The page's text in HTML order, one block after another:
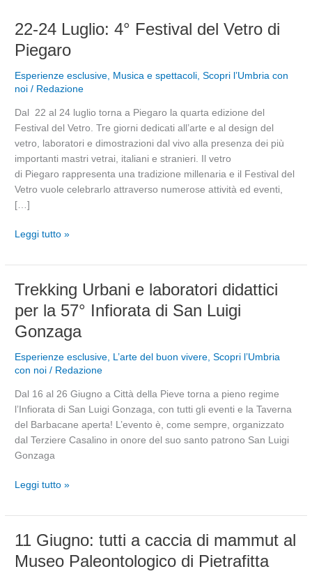
22-24 Luglio: 4° Festival del Vetro di
Piegaro
Esperienze esclusive, Musica e spettacoli,Scopri l’Umbria con
noi / Redazione
Dal 22 al 24 luglio torna a Piegaro la quarta edizione del
Festival del Vetro. Tre giorni dedicati all’arte e al design del
vetro, laboratori e dimostrazioni dal vivo alla presenza dei più
importanti mastri vetrai, italiani e stranieri. Il vetro
di Piegaro rappresenta una tradizione millenaria e il Festival del
Vetro vuole celebrarlo attraverso numerose attività ed eventi,
[…]
22-
Luglio:
4°
Festival
Vetro
di
Piegaro
Leggi tutto »
Trekking Urbani e laboratori didattici
per la 57° Infiorata di San Luigi
Gonzaga
Esperienze esclusive, L’arte del buon vivere,Scopri l’Umbria
con noi / Redazione
Dal 16 al 26 Giugno a Città della Pieve torna a pieno regime
l’Infiorata di San Luigi Gonzaga, con tutti gli eventi e la Taverna
del Barbacane aperta! L’evento è, come sempre, organizzato
dal Terziere Casalino in onore del suo santo patrono San Luigi
Gonzaga
Trekking
e
laboratori
per
57°
Infiorata
di
San
Luigi
Leggi tutto »
11 Giugno: tutti a caccia di mammut al
Museo Paleontologico di Pietrafitta
11
tutti